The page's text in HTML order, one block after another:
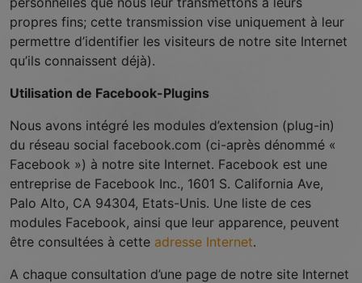
propres fins; cette transmission vise uniquement à leur
permettre d’identifier les visiteurs de notre site Internet
qu’ils connaissent déjà).
Utilisation de Facebook-Plugins
Nous avons intégré les modules d’extension (plug-in)
du réseau social facebook.com (ci-après dénommé «
Facebook ») à notre site Internet. Facebook est une
entreprise de Facebook Inc., 1601 S. California Ave,
Palo Alto, CA 94304, Etats-Unis. Une liste de ces
modules Facebook, ainsi que leur apparence, peuvent
être consultées à cette adresse Internet.
A chaque consultation d’une page de notre site Internet